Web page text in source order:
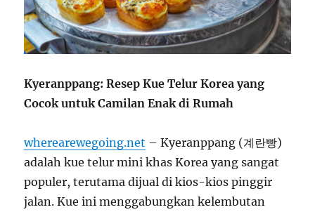
Kyeranppang: Resep Kue Telur Korea yang
Cocok untuk Camilan Enak di Rumah
wherearewegoing.net – Kyeranppang (계란빵)
adalah kue telur mini khas Korea yang sangat
populer, terutama dijual di kios-kios pinggir
jalan. Kue ini menggabungkan kelembutan